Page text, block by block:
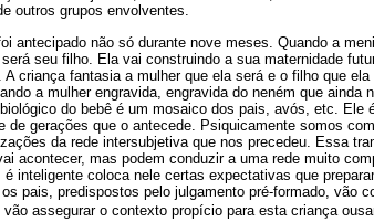
outros grupos envolventes.
antecipado não só durante nove meses. Quando a
seu filho. Ela vai construindo a sua maternidade
criança fantasia a mulher que ela será e o filho que ela
a mulher engravida, engravida do neném que ainda
do bebê é um mosaico dos pais, avós, etc. Ele
gerações que o antecede. Psiquicamente somos
da rede intersubjetiva que nos precedeu. Essa
acontecer, mas podem conduzir a uma rede muito
inteligente coloca nele certas expectativas que
pais, predispostos pelo julgamento pré-formado, vão
vão assegurar o contexto propício para esta criança